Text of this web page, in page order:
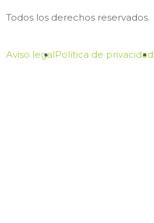
Todos los derechos reservados.
Aviso legalPolítica de privacidad